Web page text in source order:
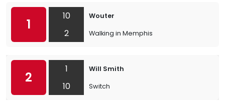
1
10
2
Wouter
Walking in Memphis
2
1
10
Will Smith
Switch